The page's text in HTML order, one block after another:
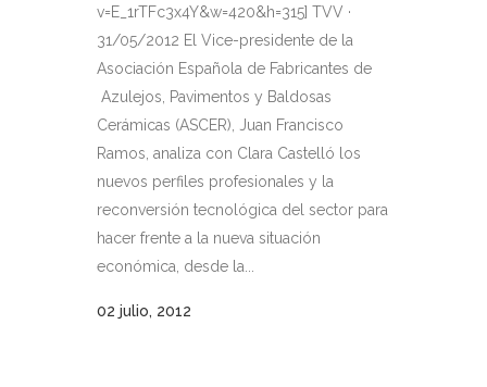
v=E_1rTFc3x4Y&w=420&h=315] TVV ·
31/05/2012 El Vice-presidente de la
Asociación Española de Fabricantes de
Azulejos, Pavimentos y Baldosas
Cerámicas (ASCER), Juan Francisco
Ramos, analiza con Clara Castelló los
nuevos perfiles profesionales y la
reconversión tecnológica del sector para
hacer frente a la nueva situación
económica, desde la...
02 julio, 2012